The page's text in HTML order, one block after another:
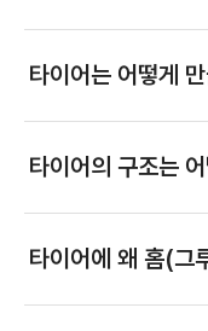
타이어는 어떻게
타이어의 구조는
타이어에 왜 홈(그